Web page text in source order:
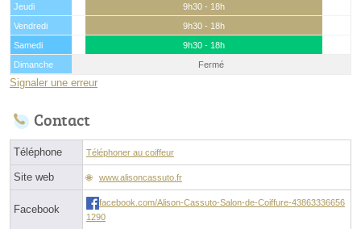
Jeudi
9h30 - 18h
Vendredi
9h30 - 18h
Samedi
9h30 - 18h
Dimanche
Fermé
Signaler une erreur
Contact
Téléphone Téléphoner au coiffeur
Site web www.alisoncassuto.fr
Facebook
facebook.com/Alison-Cassuto-Salon-de-Coiffure-43863336656
1290